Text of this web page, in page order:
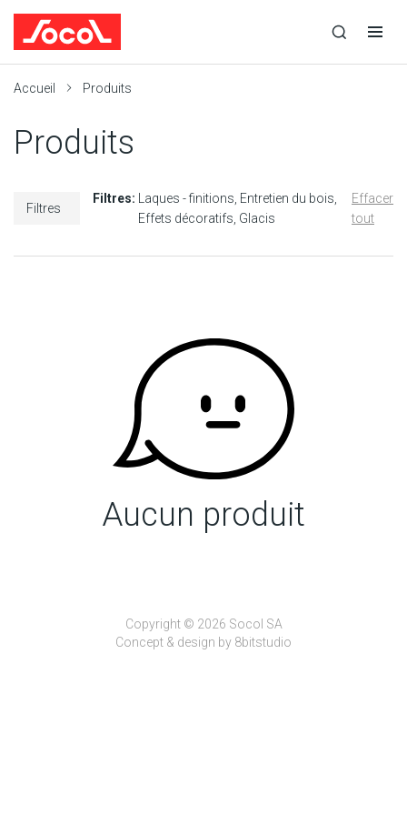
recherche
recherche
navigation
Accueil Produits
Produits
Filtres
Filtres: Laques - finitions Entretien du bois
Effets décoratifs Glacis
Effacer
tout
Aucun produit
Copyright © 2026 Socol SA
Concept & design by 8bitstudio